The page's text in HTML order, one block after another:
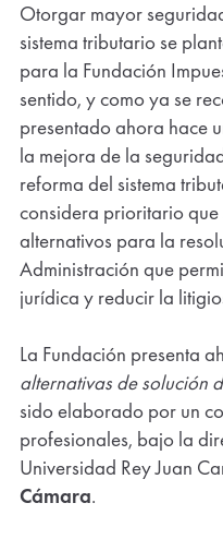
Otorgar mayor
sistema tributario se
para la Fundación
sentido, y como ya se
presentado ahora hace
la mejora de la
reforma del sistema
considera prioritario que
alternativos para la
Administración que
jurídica y reducir la
La Fundación presenta
alternativas de solución
sido elaborado por un
profesionales, bajo la
Universidad Rey Juan
Cámara.